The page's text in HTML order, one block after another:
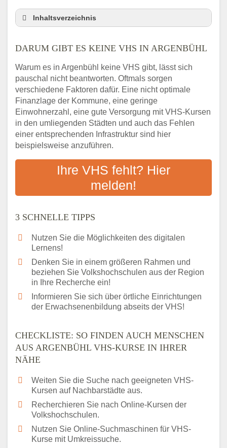
Inhaltsverzeichnis
3 schnelle Tipps
Argenbühl VHS-Kurse in Ihrer Nähe
Abendschule in der Region rund um
Argenbühl
VHS steht für Erwachsenenbildung
Online-Kurse: Alternative Angebote zum
VHS-Kurs
Vor- und Nachteile von Online-Kursen
Bildungsangeboten an
Das bundesweite Volkshochschulwesen
DARUM GIBT ES KEINE VHS IN ARGENBÜHL
Warum es in Argenbühl keine VHS gibt, lässt sich
pauschal nicht beantworten. Oftmals sorgen
verschiedene Faktoren dafür. Eine nicht optimale
Finanzlage der Kommune, eine geringe
Einwohnerzahl, eine gute Versorgung mit VHS-Kursen
in den umliegenden Städten und auch das Fehlen
einer entsprechenden Infrastruktur sind hier
beispielsweise anzuführen.
Ihre VHS fehlt? Hier
melden!
3 SCHNELLE TIPPS
Nutzen Sie die Möglichkeiten des digitalen
Lernens!
Denken Sie in einem größeren Rahmen und
beziehen Sie Volkshochschulen aus der Region
in Ihre Recherche ein!
Informieren Sie sich über örtliche Einrichtungen
der Erwachsenenbildung abseits der VHS!
CHECKLISTE: SO FINDEN AUCH MENSCHEN
AUS ARGENBÜHL VHS-KURSE IN IHRER
NÄHE
Weiten Sie die Suche nach geeigneten VHS-
Kursen auf Nachbarstädte aus.
Recherchieren Sie nach Online-Kursen der
Volkshochschulen.
Nutzen Sie Online-Suchmaschinen für VHS-
Kurse mit Umkreissuche.